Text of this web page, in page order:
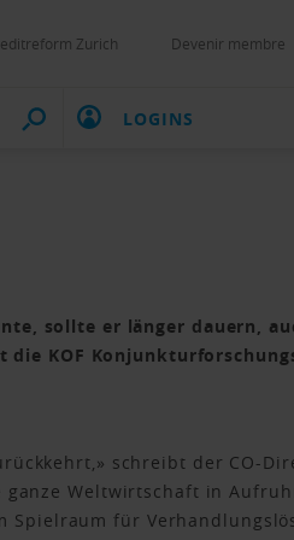
Zurich Devenir membre
LOGINS
sollte er länger dauern,
die KOF
schreibt der CO-
ganze Weltwirtschaft in
Spielraum für